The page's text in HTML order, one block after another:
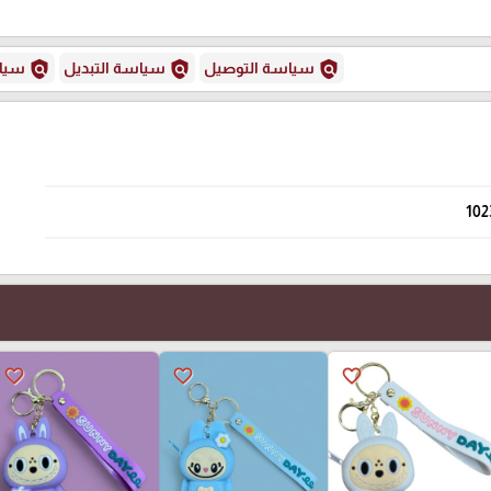
policy سياسة التوصيل policy سياسة التبديل policy
favorite_border
favorite_border
favorite_border